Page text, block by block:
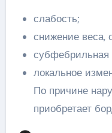
слабость;
снижение веса,
субфебрильная
локальное
По причине
приобретает